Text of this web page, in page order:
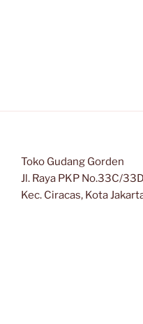
Toko Gudang Gorden
Jl. Raya PKP No.33C/
Kec. Ciracas, Kota